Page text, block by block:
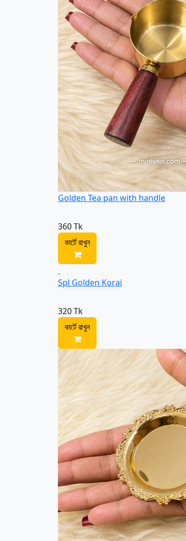
Golden Tea pan with handle
360 Tk
কার্টে রাখুন
Spl Golden Korai
320 Tk
কার্টে রাখুন